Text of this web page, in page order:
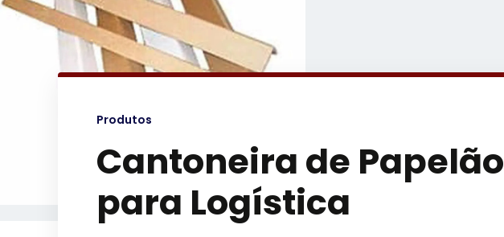
Produtos
Cantoneira de Papelão
para Logística